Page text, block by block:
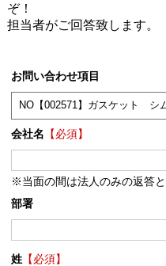
ぞ！
担当者がご回答致します。
お問い合わせ項目
会社名 【必須】
※当面の間は法人のみの返答と
部署
姓【必須】